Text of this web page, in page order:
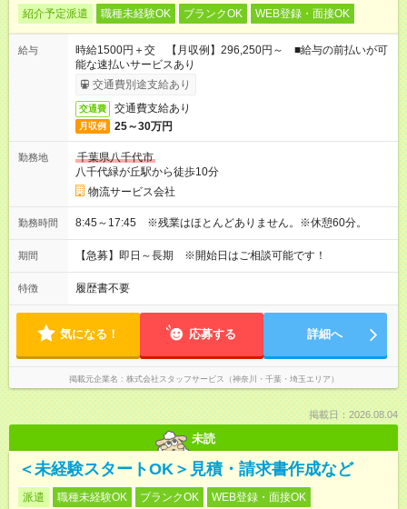
紹介予定派遣 職種未経験OK ブランクOK WEB登録・面接OK
給与
時給1500円＋交 【月収例】296,250円～ ■給与の前払いが可
能な速払いサービスあり
交通費別途支給あり
交通費 交通費支給あり
月収例 25～30万円
勤務地
千葉県八千代市
八千代緑が丘駅から徒歩10分
物流サービス会社
勤務時間 8:45～17:45 ※残業はほとんどありません。※休憩60分。
期間 【急募】即日～長期 ※開始日はご相談可能です！
特徴 履歴書不要
気になる！ 応募する 詳細へ
掲載元企業名 株式会社スタッフサービス（神奈川・千葉・埼玉エリア）
掲載日：2026.08.04
未読
＜未経験スタートOK＞見積・請求書作成など
派遣 職種未経験OK ブランクOK WEB登録・面接OK